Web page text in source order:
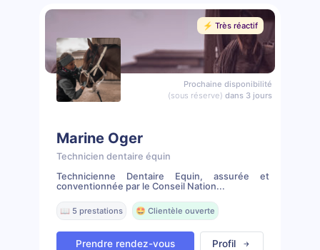
⚡️ Très réactif
Prochaine disponibilité
(sous réserve) dans 3 jours
Marine Oger
Technicien dentaire équin
Technicienne Dentaire Equin, assurée et
conventionnée par le Conseil Nation...
📖 5 prestations 🤩 Clientèle ouverte
Prendre rendez-vous Profil